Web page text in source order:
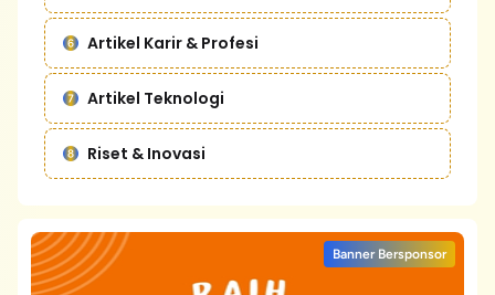
Artikel Karir & Profesi
Artikel Teknologi
Riset & Inovasi
Banner Bersponsor